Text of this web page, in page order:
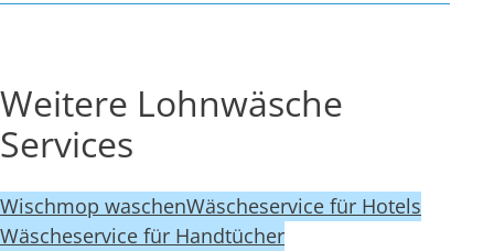
Weitere Lohnwäsche
Services
Wischmop waschenWäscheservice für Hotels
Wäscheservice für Handtücher